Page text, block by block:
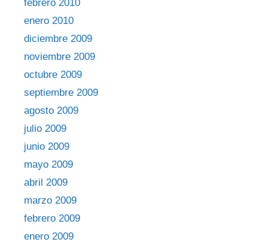
febrero 2010
enero 2010
diciembre 2009
noviembre 2009
octubre 2009
septiembre 2009
agosto 2009
julio 2009
junio 2009
mayo 2009
abril 2009
marzo 2009
febrero 2009
enero 2009